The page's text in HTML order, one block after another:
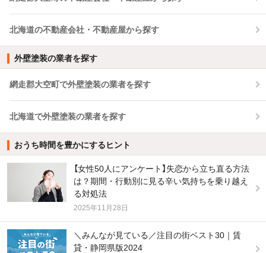
北海道の不動産会社・不動産屋から探す
外壁塗装の業者を探す
網走郡大空町で外壁塗装の業者を探す
北海道で外壁塗装の業者を探す
おうち時間を豊かにするヒント
【女性50人にアンケート】失恋から立ち直る方法
は？期間・行動別に見る辛い気持ちを乗り越え
る対処法
2025年11月28日
＼みんなが見ている／注目の街ベスト30｜賃
貸・静岡県版2024